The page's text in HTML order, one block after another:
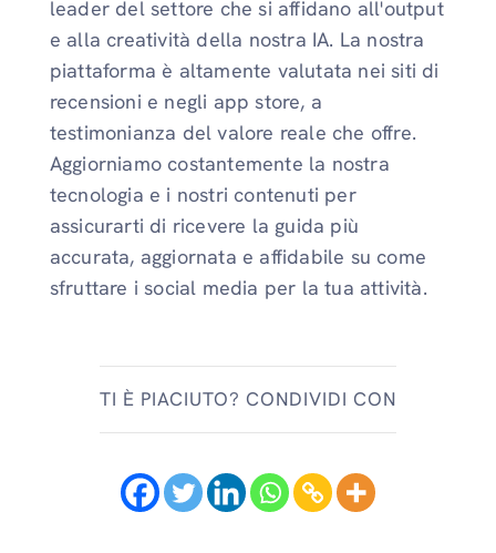
leader del settore che si affidano all'output
e alla creatività della nostra IA. La nostra
piattaforma è altamente valutata nei siti di
recensioni e negli app store, a
testimonianza del valore reale che offre.
Aggiorniamo costantemente la nostra
tecnologia e i nostri contenuti per
assicurarti di ricevere la guida più
accurata, aggiornata e affidabile su come
sfruttare i social media per la tua attività.
TI È PIACIUTO? CONDIVIDI CON